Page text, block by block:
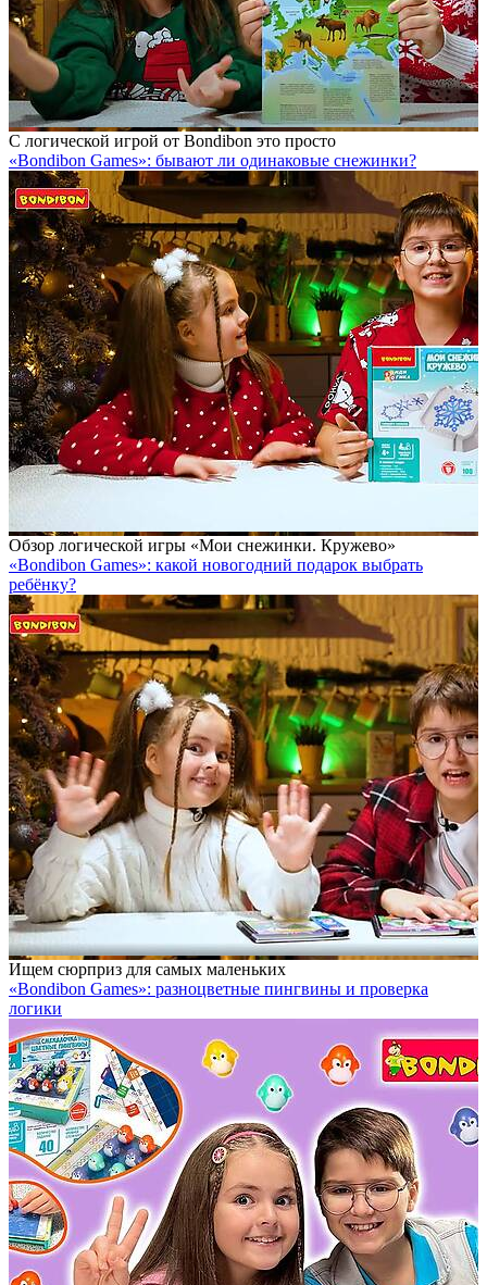
С логической игрой от Bondibon это просто
«Bondibon Games»: бывают ли одинаковые снежинки?
Обзор логической игры «Мои снежинки. Кружево»
«Bondibon Games»: какой новогодний подарок выбрать
ребёнку?
Ищем сюрприз для самых маленьких
«Bondibon Games»: разноцветные пингвины и проверка
логики